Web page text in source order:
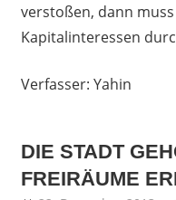
verstoßen, dann
Kapitalinteressen
Verfasser: Yahin
DIE STADT
FREIRÄUME